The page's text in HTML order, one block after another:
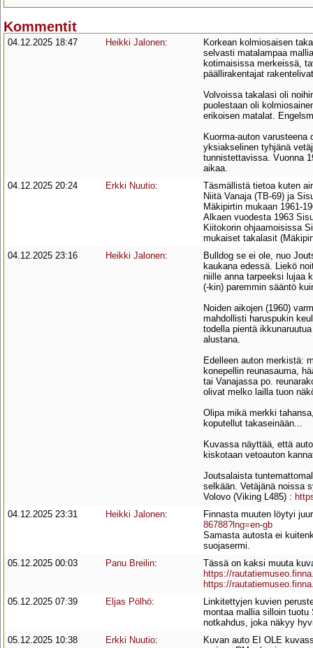
Kommentit
04.12.2025 18:47 Heikki Jalonen:
Korkean kolmiosaisen
selvasti matalampaa
kotimaisissa merkeissä,
päällirakentajat
Volvoissa takalasi oli
puolestaan oli
erikoisen matalat.
Kuorma-auton
yksiakselinen tyhjänä
tunnistettavissa. Vuonna
aikaa.
04.12.2025 20:24
Erkki Nuutio:
Täsmällistä tietoa kuten
Niitä Vanaja (TB-69) ja
Mäkipirtin mukaan 1961-
Alkaen vuodesta 1963
Kiitokorin ohjaamoisissa
mukaiset takalasit
04.12.2025 23:16
Heikki Jalonen:
Bulldog se ei ole, nuo
kaukana edessä. Liekö
niille anna tarpeeksi lujaa
(-kin) paremmin sääntö
Noiden aikojen (1960)
mahdollisti haruspukin
todella pientä
alustana.
Edelleen auton merkistä:
konepellin reunasauma,
tai Vanajassa po.
olivat melko lailla tuon
Olipa mikä merkki
koputellut takaseinään...
Kuvassa näyttää, että
kiskotaan vetoauton
Joutsalaista
selkään. Vetäjänä noissa
Volovo (Viking L485) :
04.12.2025 23:31
Heikki Jalonen:
Finnasta muuten löytyi
86788?lng=en-gb
Samasta autosta ei
suojasermi.
05.12.2025 00:03
Panu Breilin:
Tässä on kaksi muuta
https://
https://
05.12.2025 07:39
Eljas Pölhö:
Linkitettyjen kuvien
montaa mallia silloin tuotu
notkahdus, joka näkyy
05.12.2025 10:38
Erkki Nuutio:
Kuvan auto EI OLE